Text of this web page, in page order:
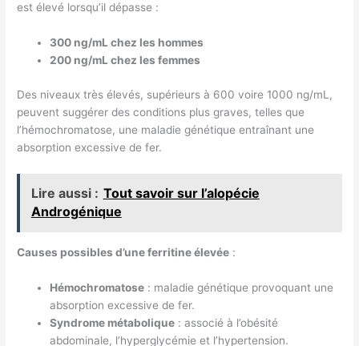
est élevé lorsqu’il dépasse :
300 ng/mL chez les hommes
200 ng/mL chez les femmes
Des niveaux très élevés, supérieurs à 600 voire 1000 ng/mL,
peuvent suggérer des conditions plus graves, telles que
l’hémochromatose, une maladie génétique entraînant une
absorption excessive de fer.
Lire aussi : Tout savoir sur l’alopécie
Androgénique
Causes possibles d’une ferritine élevée :
Hémochromatose : maladie génétique provoquant une
absorption excessive de fer.
Syndrome métabolique : associé à l’obésité
abdominale, l’hyperglycémie et l’hypertension.